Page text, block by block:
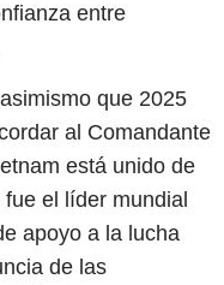
entre
que 2025
al Comandante
está unido de
el líder mundial
apoyo a la lucha
de las